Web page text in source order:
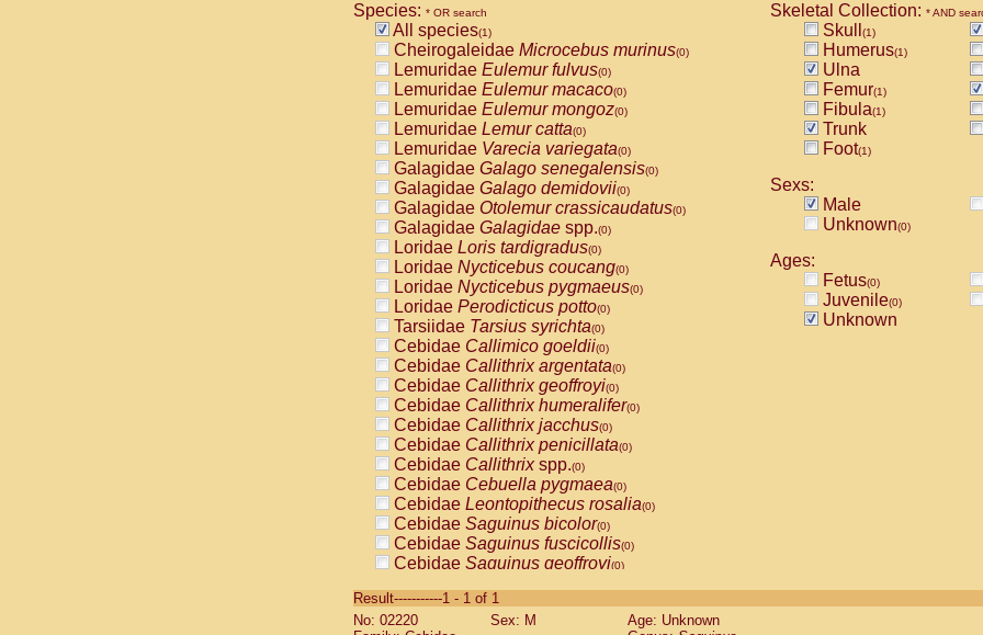
Species: * OR search
All species(1)
Cheirogaleidae Microcebus murinus(0)
Lemuridae Eulemur fulvus(0)
Lemuridae Eulemur macaco(0)
Lemuridae Eulemur mongoz(0)
Lemuridae Lemur catta(0)
Lemuridae Varecia variegata(0)
Galagidae Galago senegalensis(0)
Galagidae Galago demidovii(0)
Galagidae Otolemur crassicaudatus(0)
Galagidae Galagidae spp.(0)
Loridae Loris tardigradus(0)
Loridae Nycticebus coucang(0)
Loridae Nycticebus pygmaeus(0)
Loridae Perodicticus potto(0)
Tarsiidae Tarsius syrichta(0)
Cebidae Callimico goeldii(0)
Cebidae Callithrix argentata(0)
Cebidae Callithrix geoffroyi(0)
Cebidae Callithrix humeralifer(0)
Cebidae Callithrix jacchus(0)
Cebidae Callithrix penicillata(0)
Cebidae Callithrixspp.(0)
Cebidae Cebuella pygmaea(0)
Cebidae Leontopithecus rosalia(0)
Cebidae Saguinus bicolor(0)
Cebidae Saguinus fuscicollis(0)
Cebidae Saguinus geoffroyi(0)
CebidaeSaguinus labiatus(0)
Cebidae Saguinus leucopus (0)
Skeletal Collection: * AND
Skull (1)
Humerus(1)
Ulna
Femur(1)
Fibula(1)
Trunk
Foot(1)
Sexs:
Male
Unknown(0)
Ages:
Fetus(0)
Juvenile(0)
Unknown
Result-----------1 - 1 of 1
No: 02220
Sex: M
Age: Unknown